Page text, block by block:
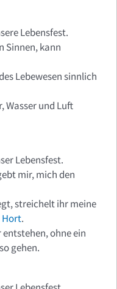
Lebensfest.
Sinnen, kann
Lebewesen sinnlich
Wasser und Luft
Lebensfest.
mir, mich den
streichelt ihr meine
Hort.
ohne ein
gehen.